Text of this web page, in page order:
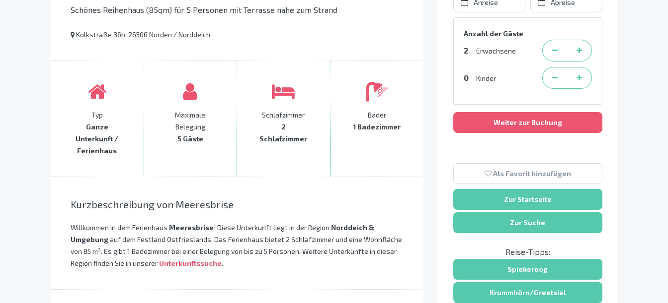
Schönes Reihenhaus (85qm) für 5 Personen mit Terrasse nahe zum Strand
Kolkstraße 36b, 26506 Norden / Norddeich
Typ
Ganze
Unterkunft /
Ferienhaus
Maximale
Belegung
5 Gäste
Schlafzimmer
2
Schlafzimmer
Bäder
1 Badezimmer
Kurzbeschreibung von Meeresbrise
Willkommen in dem Ferienhaus Meeresbrise! Diese Unterkunft liegt in der Region Norddeich &
Umgebungauf dem Festland Ostfrieslands. Das Ferienhaus bietet 2 Schlafzimmer und eine Wohnfläche
von 85 m². Es gibt 1 Badezimmer bei einer Belegung von bis zu 5 Personen. Weitere Unterkünfte in dieser
Region finden Sie in unserer Unterkunftssuche.
Anzahl der Gäste
2 Erwachsene
0 Kinder
Weiter zur Buchung
Als Favorit hinzufügen
Zur Startseite
Zur Suche
Reise-Tipps:
Spiekeroog
Krummhörn/Greetsiel